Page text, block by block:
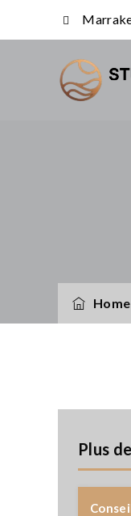
Home
Plus